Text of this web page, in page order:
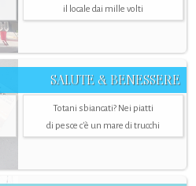
il locale dai mille volti
SALUTE & BENESSERE
Totani sbiancati? Nei piatti
di pesce c'è un mare di trucchi